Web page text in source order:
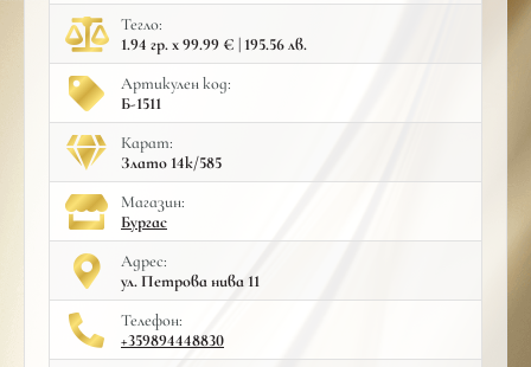
Тегло:
1.94 гр. x 99.99 € | 195.56 лв.
Артикулен код:
Б-1511
Карат:
Злато 14к/585
Mагазин:
Бургас
Адрес:
ул. Петрова нива 11
Телефон:
+359894448830